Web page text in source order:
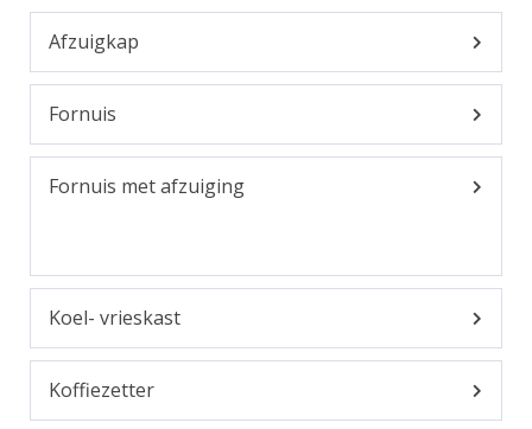
Afzuigkap
Fornuis
Fornuis met afzuiging
Koel- vrieskast
Koffiezetter